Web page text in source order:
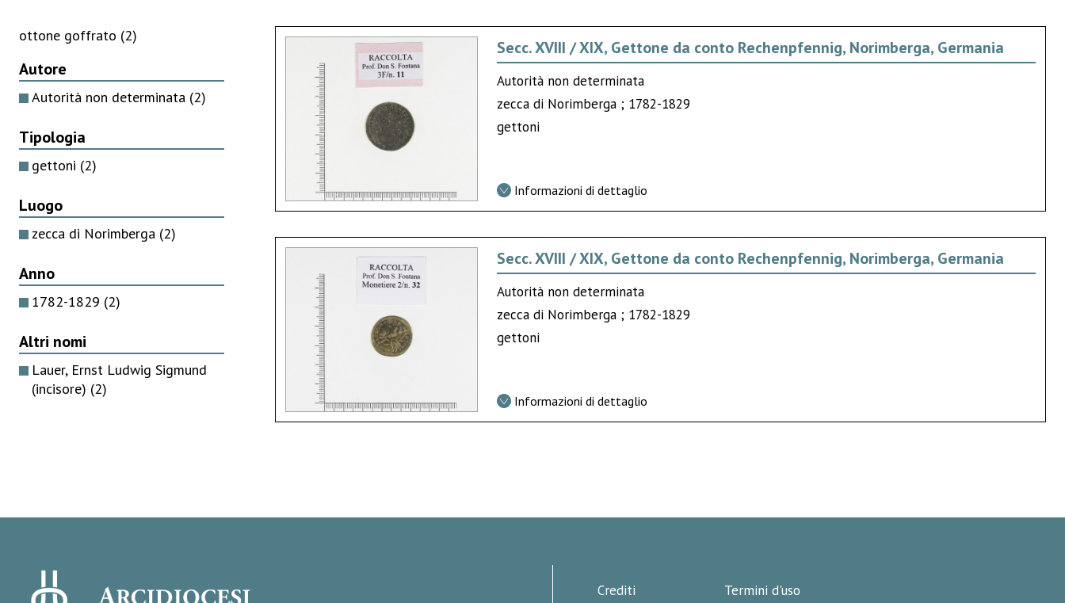
ottone goffrato (2)
Autore
Autorità non determinata (2)
Tipologia
gettoni (2)
Luogo
zecca di Norimberga (2)
Anno
1782-1829 (2)
Altri nomi
Lauer, Ernst Ludwig Sigmund
(incisore) (2)
Secc. XVIII / XIX, Gettone da conto Rechenpfennig, Norimberga, Germania
Autorità non determinata
zecca di Norimberga ; 1782-1829
gettoni
Informazioni di dettaglio
Secc. XVIII / XIX, Gettone da conto Rechenpfennig, Norimberga, Germania
Autorità non determinata
zecca di Norimberga ; 1782-1829
gettoni
Informazioni di dettaglio
Crediti
Termini d'uso